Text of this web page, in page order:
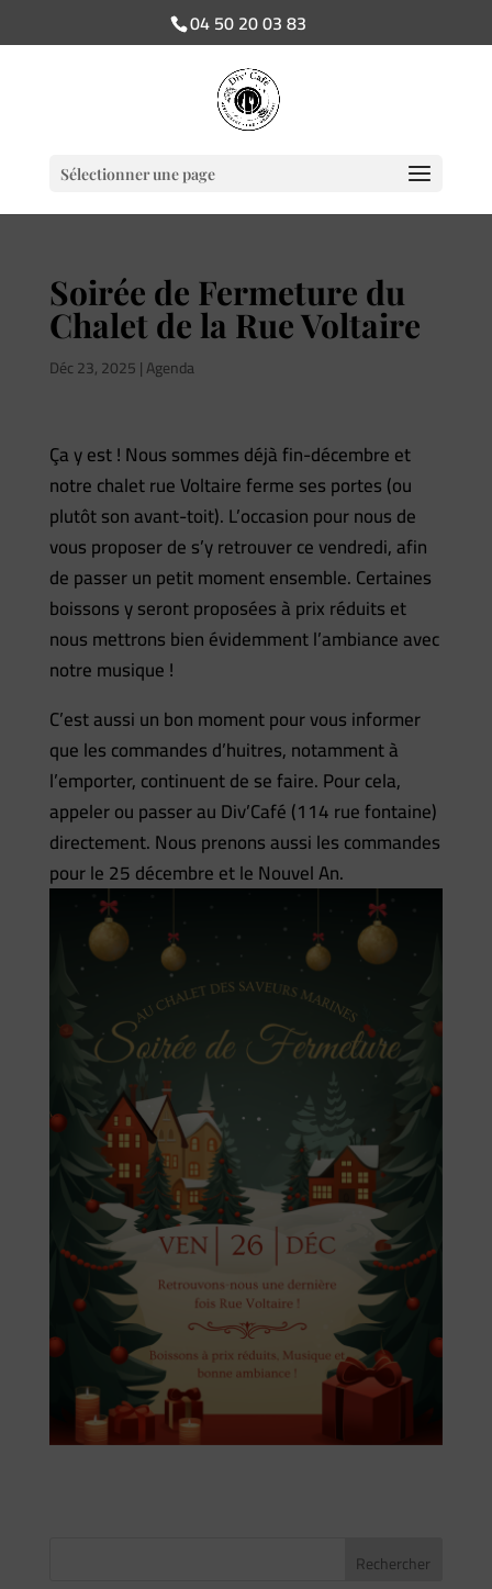
04 50 20 03 83
Sélectionner une page
Soirée de Fermeture du
Chalet de la Rue Voltaire
Déc 23, 2025|Agenda
Ça y est ! Nous sommes déjà fin-décembre et
notre chalet rue Voltaire ferme ses portes (ou
plutôt son avant-toit). L’occasion pour nous de
vous proposer de s’y retrouver ce vendredi, afin
de passer un petit moment ensemble. Certaines
boissons y seront proposées à prix réduits et
nous mettrons bien évidemment l’ambiance avec
notre musique !
C’est aussi un bon moment pour vous informer
que les commandes d’huitres, notamment à
l’emporter, continuent de se faire. Pour cela,
appeler ou passer au Div’Café (114 rue fontaine)
directement. Nous prenons aussi les commandes
pour le 25 décembre et le Nouvel An.